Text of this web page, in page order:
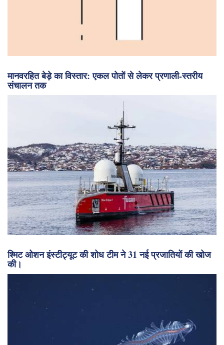
मानवरहित बेड़े का विस्तार: एकल पोतों से लेकर प्रणाली-स्तरीय
संचालन तक
श्मिट ओशन इंस्टीट्यूट की शोध टीम ने 31 नई प्रजातियों की खोज
की।